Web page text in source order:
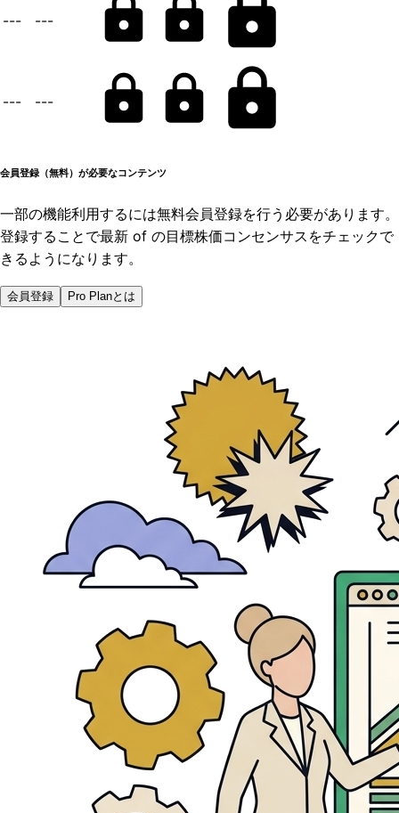
--- ---
--- ---
会員登録（無料）が必要なコンテンツ
一部の機能利用するには無料会員登録を行う必要があります。
登録することで最新 of の目標株価コンセンサスをチェックで
きるようになります。
会員登録 Pro Planとは